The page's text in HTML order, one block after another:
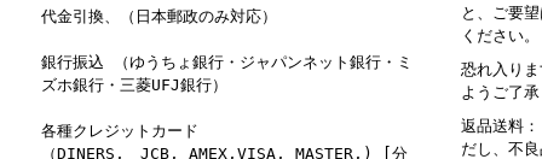
代金引換、（日本郵政のみ対応）
銀行振込 （ゆうちょ銀行・ジャパンネット銀行・ミ
ズホ銀行・三菱UFJ銀行）
各種クレジットカード
（DINERS, JCB, AMEX,VISA, MASTER,) [分
と、ご要
ください。
恐れ入り
ようご了
返品送料
だし、不